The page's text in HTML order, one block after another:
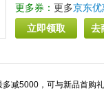
更多券： 更多京东优
立即领取 去
减5000，可与新品首购